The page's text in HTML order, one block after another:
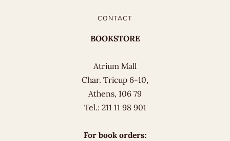
CONTACT
BOOKSTORE
Atrium Mall
Char. Tricup 6-10,
Athens, 106 79
Tel.: 211 11 98 901
For book orders: